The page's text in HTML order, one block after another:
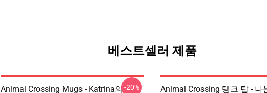
베스트셀러 제품
Animal Crossing Mugs - Katrina의-20%
Animal Crossing 탱크 탑 - 나